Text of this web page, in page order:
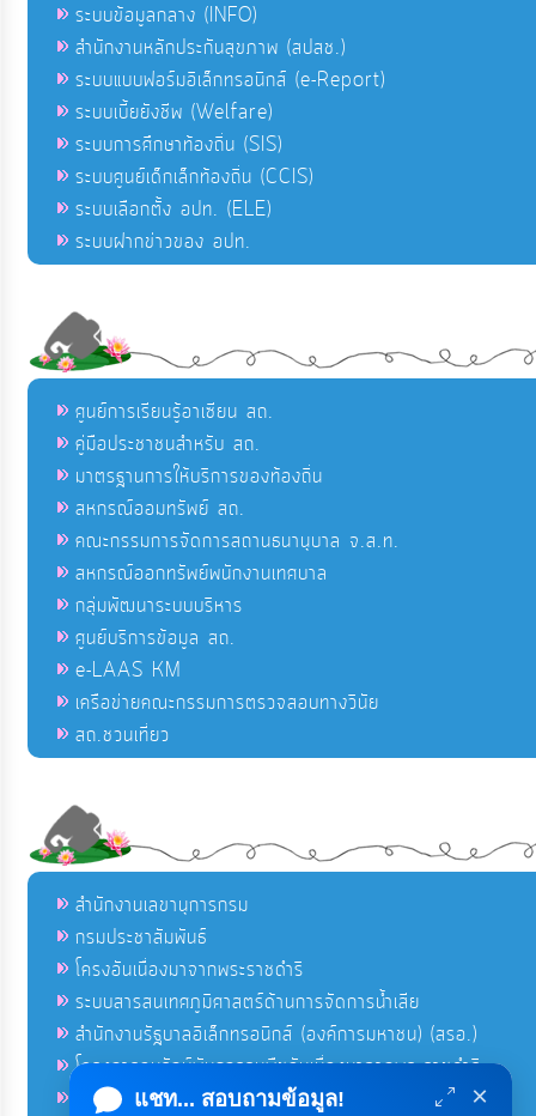
ระบบข้อมูลกลาง (INFO)
สำนักงานหลักประกันสุขภาพ (สปสช.)
ระบบแบบฟอร์มอิเล็กทรอนิกส์ (e-Report)
ระบบเบี้ยยังชีพ (Welfare)
ระบบการศึกษาท้องถิ่น (SIS)
ระบบศูนย์เด็กเล็กท้องถิ่น (CCIS)
ระบบเลือกตั้ง อปท. (ELE)
ระบบฝากข่าวของ อปท.
ศูนย์การเรียนรู้อาเซียน สถ.
คู่มือประชาชนสำหรับ สถ.
มาตรฐานการให้บริการของท้องถิ่น
สหกรณ์ออมทรัพย์ สถ.
คณะกรรมการจัดการสถานธนานุบาล จ.ส.ท.
สหกรณ์ออกทรัพย์พนักงานเทศบาล
กลุ่มพัฒนาระบบบริหาร
ศูนย์บริการข้อมูล สถ.
e-LAAS KM
เครือข่ายคณะกรรมการตรวจสอบทางวินัย
สถ.ชวนเที่ยว
สำนักงานเลขานุการกรม
กรมประชาสัมพันธ์
โครงอันเนื่องมาจากพระราชดำริ
ระบบสารสนเทศภูมิศาสตร์ด้านการจัดการน้ำเสีย
สำนักงานรัฐบาลอิเล็กทรอนิกส์ (องค์การมหาชน) (สรอ.)
โครงการอนุรักษ์พันธุกรรมพืชอันเนื่องมาจากพระราชดำริ
คลังข่าวมหาไทย
แชท... สอบถามข้อมูล! ×